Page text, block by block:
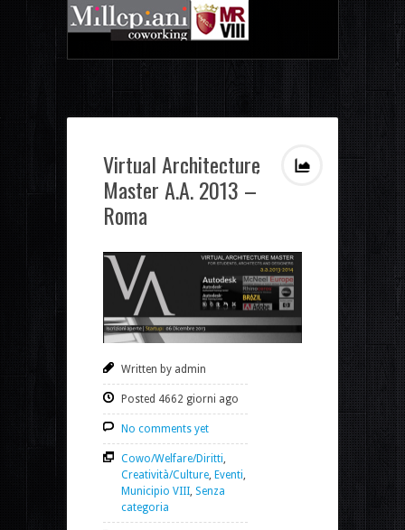
Virtual Architecture
Master A.A. 2013 –
Roma
Written by admin
Posted 4662 giorni ago
No comments yet
Cowo/Welfare/Diritti,
Creatività/Culture, Eventi,
Municipio VIII, Senza
categoria